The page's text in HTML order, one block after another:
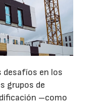
desafíos en los
grupos de
–como